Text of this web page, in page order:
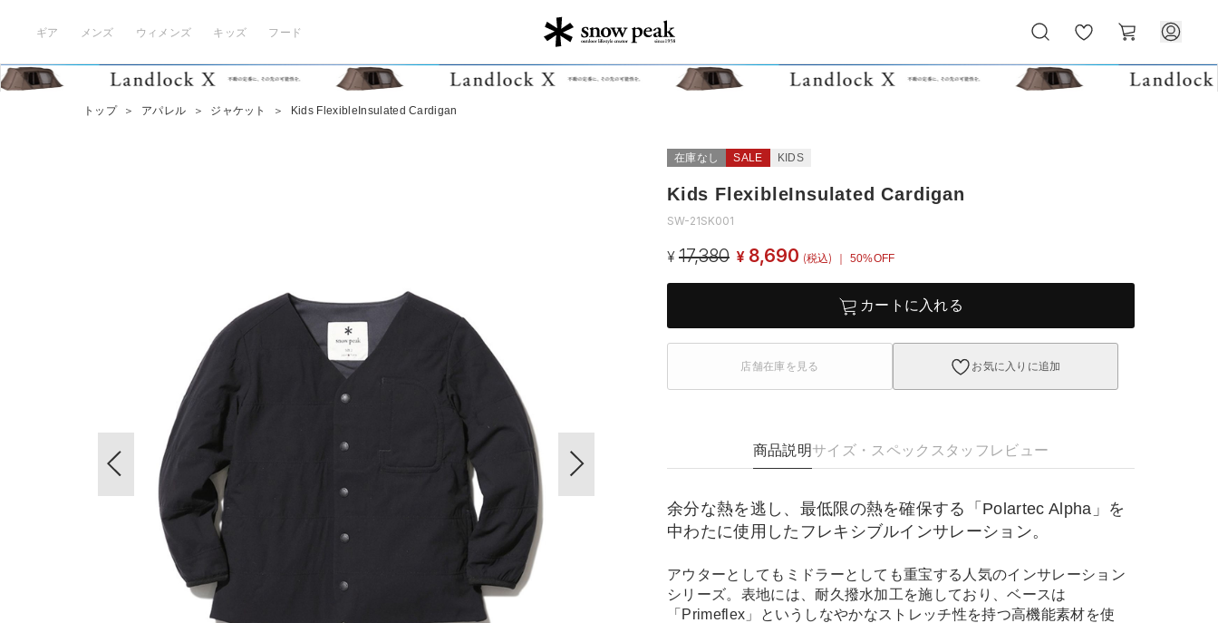
ギア メンズ ウィメンズ キッズ フード
気
に
ー
ト
トップ ＞ アパレル ＞ ジャケット ＞ Kids FlexibleInsulated Cardigan
在庫なし SALE KIDS
Kids FlexibleInsulated Cardigan
SW-21SK001
¥ 17,380 ¥ 8,690 (税込) ｜ 50%OFF
カートに入れる
店舗在庫を見る お気に入りに追加
商品説明サイズ・スペック スタッフレビュー
余分な熱を逃し、最低限の熱を確保する「Polartec Alpha」を
中わたに使用したフレキシブルインサレーション。
アウターとしてもミドラーとしても重宝する人気のインサレーション
シリーズ。表地には、耐久撥水加工を施しており、ベースは
「Primeflex」というしなやかなストレッチ性を持つ高機能素材を使